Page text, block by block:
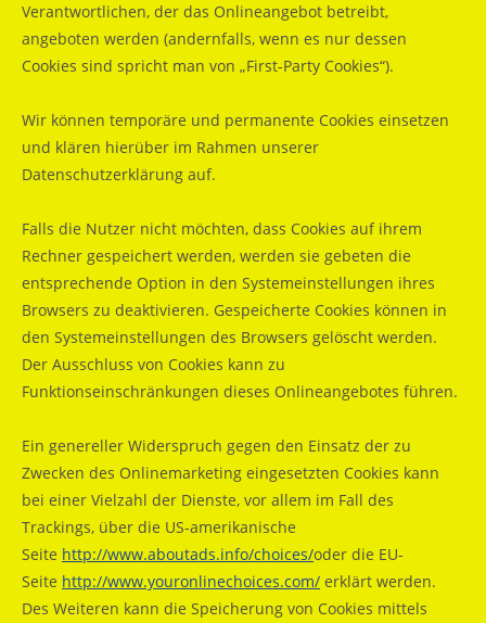
Verantwortlichen, der das Onlineangebot betreibt,
angeboten werden (andernfalls, wenn es nur dessen
Cookies sind spricht man von „First-Party Cookies“).
Wir können temporäre und permanente Cookies einsetzen
und klären hierüber im Rahmen unserer
Datenschutzerklärung auf.
Falls die Nutzer nicht möchten, dass Cookies auf ihrem
Rechner gespeichert werden, werden sie gebeten die
entsprechende Option in den Systemeinstellungen ihres
Browsers zu deaktivieren. Gespeicherte Cookies können in
den Systemeinstellungen des Browsers gelöscht werden.
Der Ausschluss von Cookies kann zu
Funktionseinschränkungen dieses Onlineangebotes führen.
Ein genereller Widerspruch gegen den Einsatz der zu
Zwecken des Onlinemarketing eingesetzten Cookies kann
bei einer Vielzahl der Dienste, vor allem im Fall des
Trackings, über die US-amerikanische
Seite http://www.aboutads.info/choices/oder die EU-
Seite http://www.youronlinechoices.com/ erklärt werden.
Des Weiteren kann die Speicherung von Cookies mittels